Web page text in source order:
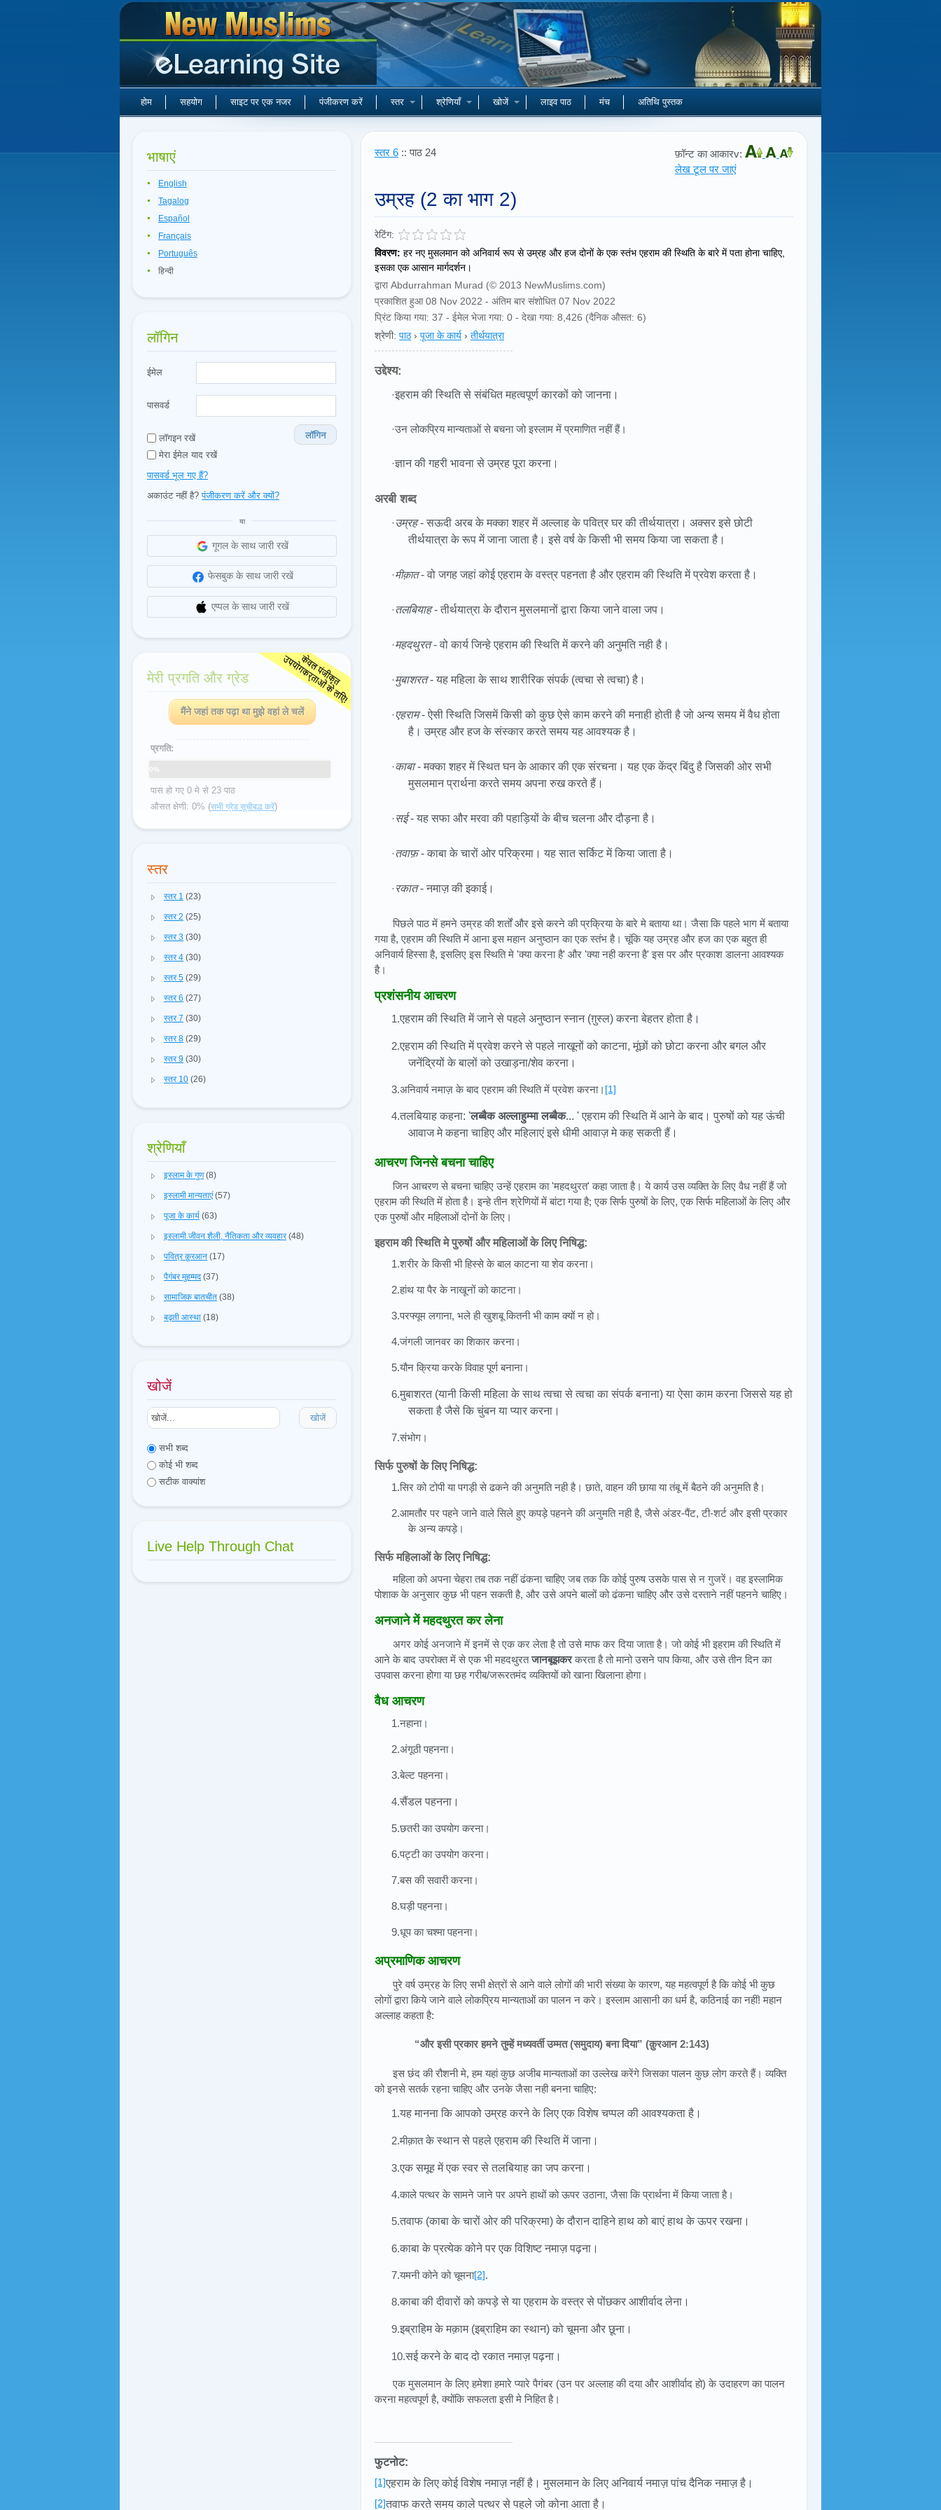
होम सहयोग साइट पर एक नजर पंजीकरण करें स्तर श्रेणियाँ खोजें लाइव पाठ मंच अतिथि पुस्तक
भाषाएं
English
Tagalog
Español
Français
Português
हिन्दी
लॉगिन
ईमेल
पासवर्ड
लॉगइन रखें
लॉगिन
मेरा ईमेल याद रखें
पासवर्ड भूल गए हैं?
अकाउंट नहीं है?पंजीकरण करें और क्यों?
या
गूगल के साथ जारी रखें
फेसबुक के साथ जारी रखें
एप्पल के साथ जारी रखें
मेरी प्रगति और ग्रेड
मैंने जहां तक पढ़ा था मुझे वहां ले चलें
प्रगति:
0%
पास हो गए 0 मे से 23 पाठ
औसत क्षेणी: 0% (सभी ग्रेड सूचीबद्ध करें)
स्तर
स्तर 1 (23)
स्तर 2 (25)
स्तर 3 (30)
स्तर 4 (30)
स्तर 5 (29)
स्तर 6 (27)
स्तर 7 (30)
स्तर 8 (29)
स्तर 9 (30)
स्तर 10 (26)
श्रेणियाँ
इस्लाम के गुण (8)
इस्लामी मान्यताएं (57)
पूजा के कार्य (63)
इस्लामी जीवन शैली, नैतिकता और व्यवहार (48)
पवित्र क़ुरआन (17)
पैगंबर मुहम्मद (37)
सामाजिक बातचीत (38)
बढ़ती आस्था (18)
खोजें
खोजें
सभी शब्द
कोई भी शब्द
सटीक वाक्यांश
Live Help Through Chat
स्तर 6 :: पाठ 24
फ़ॉन्ट का आकारv:
लेख टूल पर जाएं
उम्रह (2 का भाग 2)
रेटिंग:
विवरण: हर नए मुसलमान को अनिवार्य रूप से उम्रह और हज दोनों के एक स्तंभ एहराम की स्थिति के बारे में पता होना चाहिए,
इसका एक आसान मार्गदर्शन।
द्वारा Abdurrahman Murad (© 2013 NewMuslims.com)
प्रकाशित हुआ 08 Nov 2022 - अंतिम बार संशोधित 07 Nov 2022
प्रिंट किया गया: 37 - ईमेल भेजा गया: 0 - देखा गया: 8,426 (दैनिक औसत: 6)
श्रेणी: पाठ› पूजा के कार्य › तीर्थयात्रा
उद्देश्य:
·इहराम की स्थिति से संबंधित महत्वपूर्ण कारकों को जानना।
·उन लोकप्रिय मान्यताओं से बचना जो इस्लाम में प्रमाणित नहीं हैं।
·ज्ञान की गहरी भावना से उम्रह पूरा करना।
अरबी शब्द
·उम्रह- सऊदी अरब के मक्का शहर में अल्लाह के पवित्र घर की तीर्थयात्रा। अक्सर इसे छोटी
तीर्थयात्रा के रूप में जाना जाता है। इसे वर्ष के किसी भी समय किया जा सकता है।
·मीक़ात - वो जगह जहां कोई एहराम के वस्त्र पहनता है और एहराम की स्थिति में प्रवेश करता है।
·तलबियाह- तीर्थयात्रा के दौरान मुसलमानों द्वारा किया जाने वाला जप।
·महदथुरत- वो कार्य जिन्हे एहराम की स्थिति में करने की अनुमति नही है।
·मुबाशरत- यह महिला के साथ शारीरिक संपर्क (त्वचा से त्वचा) है।
·एहराम- ऐसी स्थिति जिसमें किसी को कुछ ऐसे काम करने की मनाही होती है जो अन्य समय में वैध होता
है। उम्रह और हज के संस्कार करते समय यह आवश्यक है।
·काबा- मक्का शहर में स्थित घन के आकार की एक संरचना। यह एक केंद्र बिंदु है जिसकी ओर सभी
मुसलमान प्रार्थना करते समय अपना रुख करते हैं।
·सई- यह सफा और मरवा की पहाड़ियों के बीच चलना और दौड़ना है।
·तवाफ़- काबा के चारों ओर परिक्रमा। यह सात सर्किट में किया जाता है।
·रकात- नमाज़ की इकाई।
पिछले पाठ में हमने उम्रह की शर्तों और इसे करने की प्रक्रिया के बारे मे बताया था। जैसा कि पहले भाग में बताया
गया है, एहराम की स्थिति में आना इस महान अनुष्ठान का एक स्तंभ है। चूंकि यह उम्रह और हज का एक बहुत ही
अनिवार्य हिस्सा है, इसलिए इस स्थिति मे 'क्या करना है' और 'क्या नही करना है' इस पर और प्रकाश डालना आवश्यक
है।
प्रशंसनीय आचरण
1.एहराम की स्थिति में जाने से पहले अनुष्ठान स्नान (ग़ुस्ल) करना बेहतर होता है।
2.एहराम की स्थिति में प्रवेश करने से पहले नाखूनों को काटना, मूंछों को छोटा करना और बगल और
जनेंद्रियों के बालों को उखाड़ना/शेव करना।
3.अनिवार्य नमाज़ के बाद एहराम की स्थिति में प्रवेश करना। [1]
4.तलबियाह कहना: 'लब्बैक अल्लाहुम्मा लब्बैक... ' एहराम की स्थिति में आने के बाद। पुरुषों को यह ऊंची
आवाज मे कहना चाहिए और महिलाएं इसे धीमी आवाज़ मे कह सकती हैं।
आचरण जिनसे बचना चाहिए
जिन आचरण से बचना चाहिए उन्हें एहराम का 'महदथुरत' कहा जाता है। ये कार्य उस व्यक्ति के लिए वैध नहीं हैं जो
एहराम की स्थिति में होता है। इन्हे तीन श्रेणियों में बांटा गया है; एक सिर्फ पुरुषों के लिए, एक सिर्फ महिलाओं के लिए और
एक पुरुषों और महिलाओं दोनों के लिए।
इहराम की स्थिति मे पुरुषों और महिलाओं के लिए निषिद्ध:
1.शरीर के किसी भी हिस्से के बाल काटना या शेव करना।
2.हांथ या पैर के नाखूनों को काटना।
3.परफ्यूम लगाना, भले ही खुशबू कितनी भी काम क्यों न हो।
4.जंगली जानवर का शिकार करना।
5.यौन क्रिया करके विवाह पूर्ण बनाना।
6.मुबाशरत (यानी किसी महिला के साथ त्वचा से त्वचा का संपर्क बनाना) या ऐसा काम करना जिससे यह हो
सकता है जैसे कि चुंबन या प्यार करना।
7.संभोग।
सिर्फ पुरुषों के लिए निषिद्ध:
1.सिर को टोपी या पगड़ी से ढकने की अनुमति नही है। छाते, वाहन की छाया या तंबू में बैठने की अनुमति है।
2.आमतौर पर पहने जाने वाले सिले हुए कपड़े पहनने की अनुमति नही है, जैसे अंडर-पैंट, टी-शर्ट और इसी प्रकार
के अन्य कपड़े।
सिर्फ महिलाओं के लिए निषिद्ध:
महिला को अपना चेहरा तब तक नहीं ढंकना चाहिए जब तक कि कोई पुरुष उसके पास से न गुजरें। वह इस्लामिक
पोशाक के अनुसार कुछ भी पहन सकती है, और उसे अपने बालों को ढंकना चाहिए और उसे दस्ताने नहीं पहनने चाहिए।
अनजाने में महदथुरत कर लेना
अगर कोई अनजाने में इनमें से एक कर लेता है तो उसे माफ कर दिया जाता है। जो कोई भी इहराम की स्थिति में
आने के बाद उपरोक्त में से एक भी महदथुरतजानबूझकरकरता है तो मानो उसने पाप किया, और उसे तीन दिन का
उपवास करना होगा या छह गरीब/जरूरतमंद व्यक्तियों को खाना खिलाना होगा।
वैध आचरण
1.नहाना।
2.अंगूठी पहनना।
3.बेल्ट पहनना।
4.सैंडल पहनना।
5.छतरी का उपयोग करना।
6.पट्टी का उपयोग करना।
7.बस की सवारी करना।
8.घड़ी पहनना।
9.धूप का चश्मा पहनना।
अप्रमाणिक आचरण
पुरे वर्ष उम्रह के लिए सभी क्षेत्रों से आने वाले लोगों की भारी संख्या के कारण, यह महत्वपूर्ण है कि कोई भी कुछ
लोगों द्वारा किये जाने वाले लोकप्रिय मान्यताओं का पालन न करे। इस्लाम आसानी का धर्म है, कठिनाई का नहीं! महान
अल्लाह कहता है:
“और इसी प्रकार हमने तुम्हें मध्यवर्ती उम्मत (समुदाय) बना दिया” (क़ुरआन 2:143)
इस छंद की रौशनी मे, हम यहां कुछ अजीब मान्यताओं का उल्लेख करेंगे जिसका पालन कुछ लोग करते हैं। व्यक्ति
को इनसे सतर्क रहना चाहिए और उनके जैसा नही बनना चाहिए:
1.यह मानना कि आपको उम्रह करने के लिए एक विशेष चप्पल की आवश्यकता है।
2.मीक़ातके स्थान से पहले एहराम की स्थिति में जाना।
3.एक समूह में एक स्वर से तलबियाह का जप करना।
4.काले पत्थर के सामने जाने पर अपने हाथों को ऊपर उठाना, जैसा कि प्रार्थना में किया जाता है।
5.तवाफ (काबा के चारों ओर की परिक्रमा) के दौरान दाहिने हाथ को बाएं हाथ के ऊपर रखना।
6.काबा के प्रत्येक कोने पर एक विशिष्ट नमाज़ पढ़ना।
7.यमनी कोने को चूमना[2].
8.काबा की दीवारों को कपड़े से या एहराम के वस्त्र से पोंछकर आशीर्वाद लेना।
9.इब्राहिम के मक़ाम (इब्राहिम का स्थान) को चूमना और छूना।
10.सई करने के बाद दो रकात नमाज़ पढ़ना।
एक मुसलमान के लिए हमेशा हमारे प्यारे पैगंबर (उन पर अल्लाह की दया और आशीर्वाद हो) के उदाहरण का पालन
करना महत्वपूर्ण है, क्योंकि सफलता इसी मे निहित है।
फुटनोट:
[1]एहराम के लिए कोई विशेष नमाज़ नहीं है। मुसलमान के लिए अनिवार्य नमाज़ पांच दैनिक नमाज़ है।
[2]तवाफ करते समय काले पत्थर से पहले जो कोना आता है।